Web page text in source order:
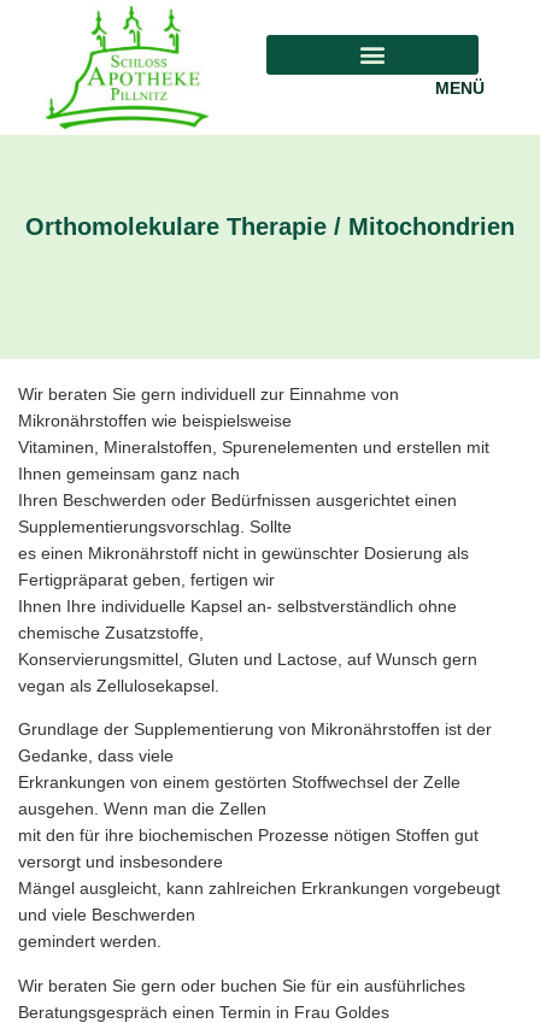
MENÜ
Orthomolekulare Therapie / Mitochondrien
Wir beraten Sie gern individuell zur Einnahme von
Mikronährstoffen wie beispielsweise
Vitaminen, Mineralstoffen, Spurenelementen und erstellen mit
Ihnen gemeinsam ganz nach
Ihren Beschwerden oder Bedürfnissen ausgerichtet einen
Supplementierungsvorschlag. Sollte
es einen Mikronährstoff nicht in gewünschter Dosierung als
Fertigpräparat geben, fertigen wir
Ihnen Ihre individuelle Kapsel an- selbstverständlich ohne
chemische Zusatzstoffe,
Konservierungsmittel, Gluten und Lactose, auf Wunsch gern
vegan als Zellulosekapsel.
Grundlage der Supplementierung von Mikronährstoffen ist der
Gedanke, dass viele
Erkrankungen von einem gestörten Stoffwechsel der Zelle
ausgehen. Wenn man die Zellen
mit den für ihre biochemischen Prozesse nötigen Stoffen gut
versorgt und insbesondere
Mängel ausgleicht, kann zahlreichen Erkrankungen vorgebeugt
und viele Beschwerden
gemindert werden.
Wir beraten Sie gern oder buchen Sie für ein ausführliches
Beratungsgespräch einen Termin in Frau Goldes